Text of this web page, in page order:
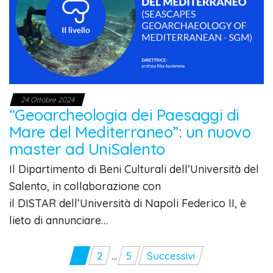
24 Ottobre 2024
“Geoarcheologia dei Paesaggi di
Mare del Mediterraneo”: un nuovo
master ad UniSalento
Il Dipartimento di Beni Culturali dell’Università del
Salento, in collaborazione con
il DISTAR dell’Università di Napoli Federico II, è
lieto di annunciare…
Paginazione
2 … 5 Successivi